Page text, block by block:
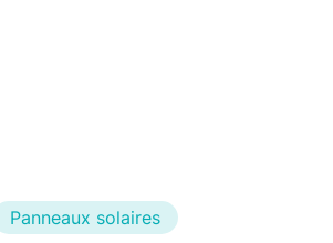
Panneaux solaires